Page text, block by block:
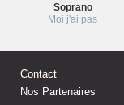
Soprano
Moi j'ai pas
Contact
Nos Partenaires